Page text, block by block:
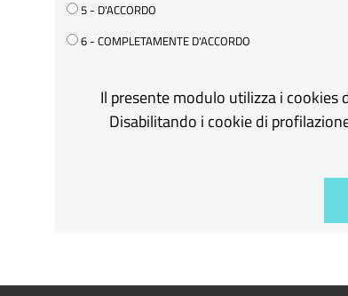
5 - D'ACCORDO
6 - COMPLETAMENTE D'ACCORDO
Il presente modulo utilizza i cookies
Disabilitando i cookie di